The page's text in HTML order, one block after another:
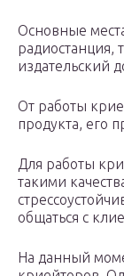
Основные
радиостанция,
издательский
От работы
продукта, его
Для работы
такими
общаться с
На данный